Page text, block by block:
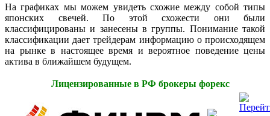
На графиках мы можем увидеть схожие между собой типы
японских свечей. По этой схожести они были
классифицированы и занесены в группы. Понимание такой
классификации дает трейдерам информацию о происходящем
на рынке в настоящее время и вероятное поведение цены
актива в ближайшем будущем.
Лицензированные в РФ брокеры форекс